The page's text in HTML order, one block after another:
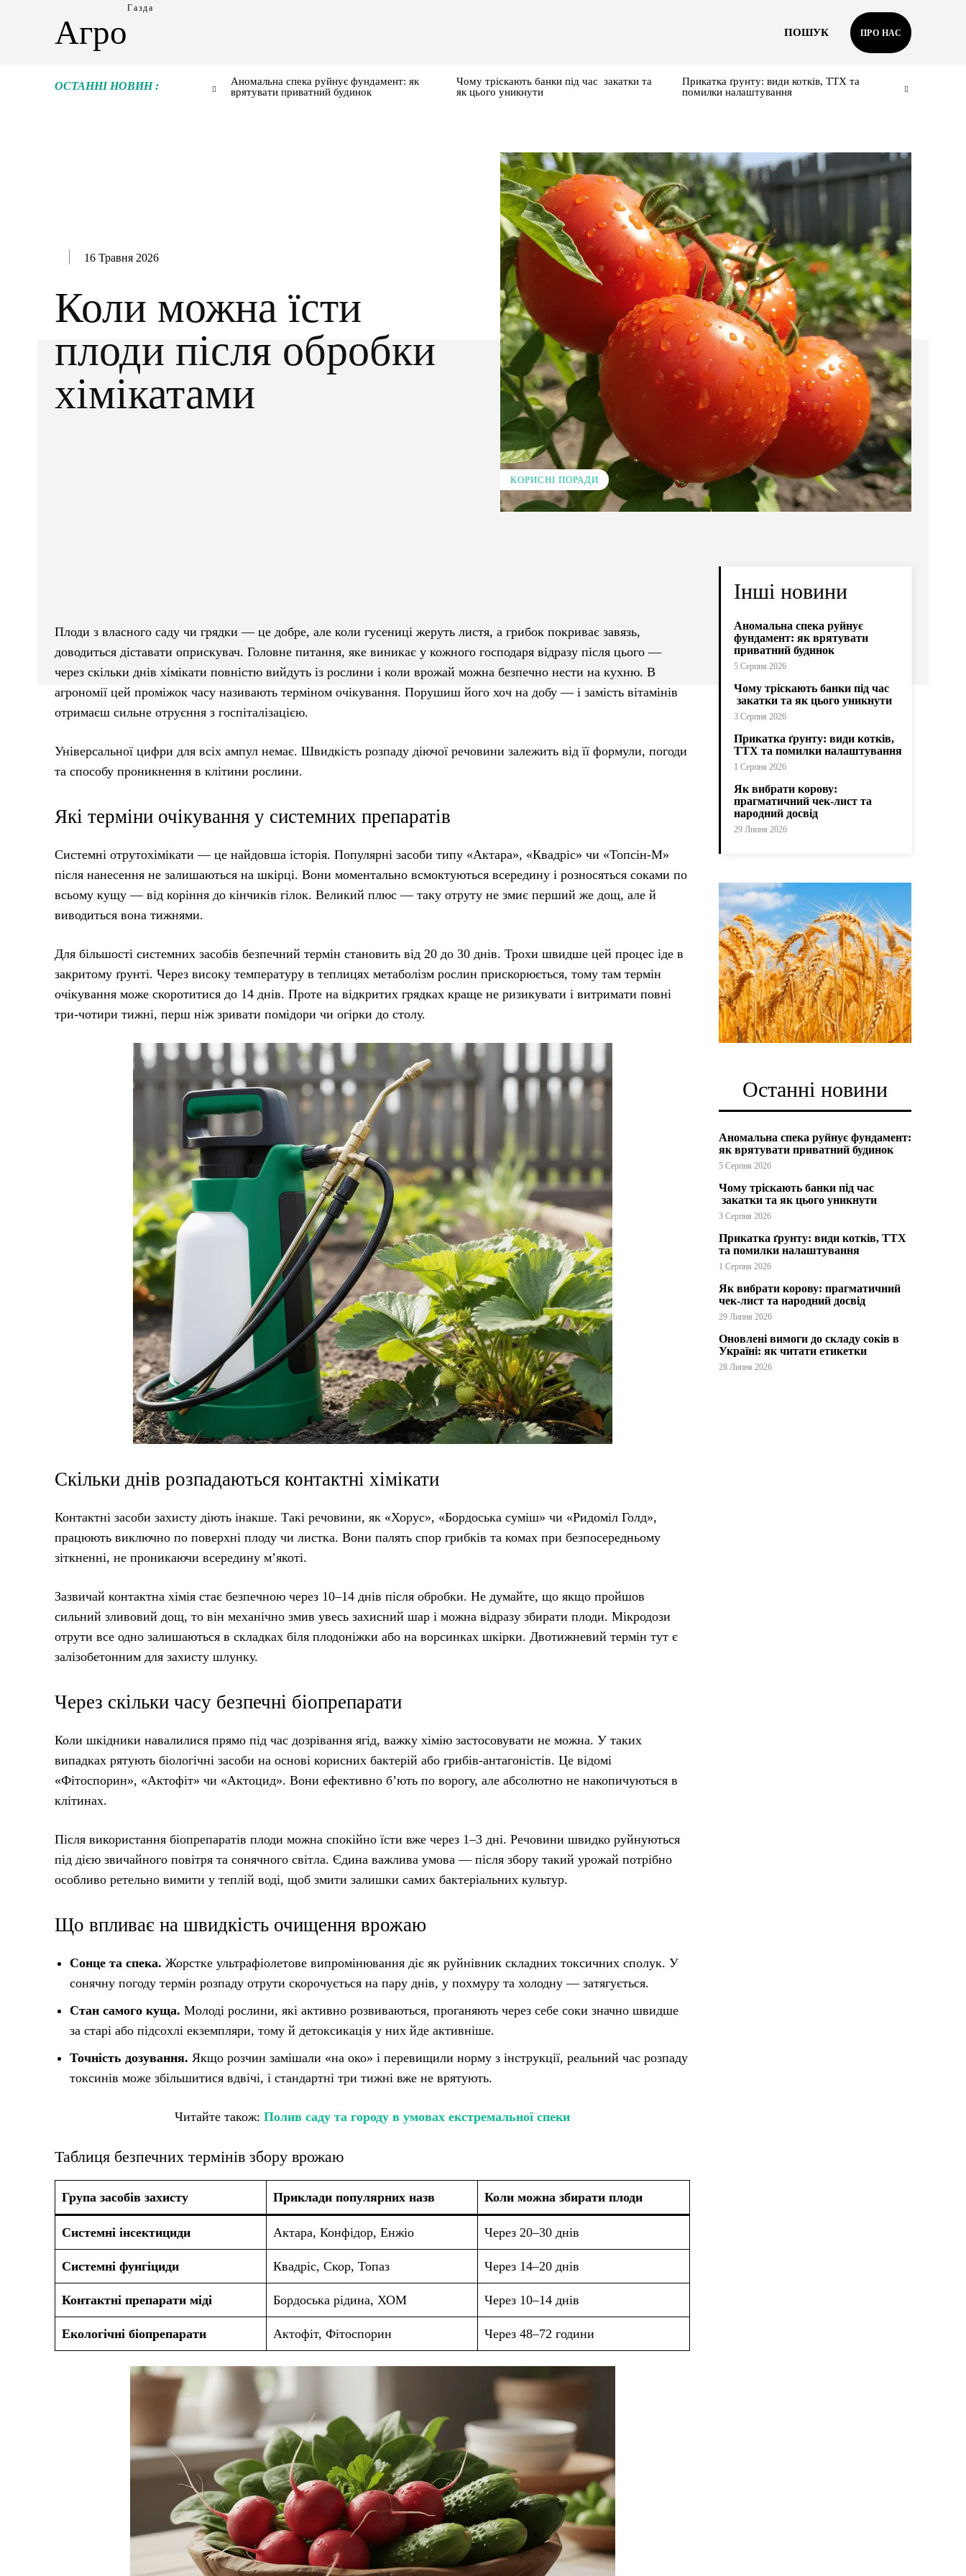
Агро
Газда
ПОШУК ПРО НАС
ОСТАННІ НОВИН :
Аномальна спека руйнує фундамент: як
врятувати приватний будинок
Чому тріскають банки під час закатки та
як цього уникнути
Прикатка ґрунту: види котків, ТТХ та
помилки налаштування
16 Травня 2026
Коли можна їсти
плоди після обробки
хімікатами
КОРИСНІ ПОРАДИ
Плоди з власного саду чи грядки — це добре, але коли гусениці жеруть листя, а грибок покриває завязь,
доводиться діставати оприскувач. Головне питання, яке виникає у кожного господаря відразу після цього —
через скільки днів хімікати повністю вийдуть із рослини і коли врожай можна безпечно нести на кухню. В
агрономії цей проміжок часу називають терміном очікування. Порушиш його хоч на добу — і замість вітамінів
отримаєш сильне отруєння з госпіталізацією.
Універсальної цифри для всіх ампул немає. Швидкість розпаду діючої речовини залежить від її формули, погоди
та способу проникнення в клітини рослини.
Які терміни очікування у системних препаратів
Системні отрутохімікати — це найдовша історія. Популярні засоби типу «Актара», «Квадріс» чи «Топсін-М»
після нанесення не залишаються на шкірці. Вони моментально всмоктуються всередину і розносяться соками по
всьому кущу — від коріння до кінчиків гілок. Великий плюс — таку отруту не змиє перший же дощ, але й
виводиться вона тижнями.
Для більшості системних засобів безпечний термін становить від 20 до 30 днів. Трохи швидше цей процес іде в
закритому ґрунті. Через високу температуру в теплицях метаболізм рослин прискорюється, тому там термін
очікування може скоротитися до 14 днів. Проте на відкритих грядках краще не ризикувати і витримати повні
три-чотири тижні, перш ніж зривати помідори чи огірки до столу.
Скільки днів розпадаються контактні хімікати
Контактні засоби захисту діють інакше. Такі речовини, як «Хорус», «Бордоська суміш» чи «Ридоміл Голд»,
працюють виключно по поверхні плоду чи листка. Вони палять спор грибків та комах при безпосередньому
зіткненні, не проникаючи всередину м’якоті.
Зазвичай контактна хімія стає безпечною через 10–14 днів після обробки. Не думайте, що якщо пройшов
сильний зливовий дощ, то він механічно змив увесь захисний шар і можна відразу збирати плоди. Мікродози
отрути все одно залишаються в складках біля плодоніжки або на ворсинках шкірки. Двотижневий термін тут є
залізобетонним для захисту шлунку.
Через скільки часу безпечні біопрепарати
Коли шкідники навалилися прямо під час дозрівання ягід, важку хімію застосовувати не можна. У таких
випадках рятують біологічні засоби на основі корисних бактерій або грибів-антагоністів. Це відомі
«Фітоспорин», «Актофіт» чи «Актоцид». Вони ефективно б’ють по ворогу, але абсолютно не накопичуються в
клітинах.
Після використання біопрепаратів плоди можна спокійно їсти вже через 1–3 дні. Речовини швидко руйнуються
під дією звичайного повітря та сонячного світла. Єдина важлива умова — після збору такий урожай потрібно
особливо ретельно вимити у теплій воді, щоб змити залишки самих бактеріальних культур.
Що впливає на швидкість очищення врожаю
Сонце та спека. Жорстке ультрафіолетове випромінювання діє як руйнівник складних токсичних сполук. У
сонячну погоду термін розпаду отрути скорочується на пару днів, у похмуру та холодну — затягується.
Стан самого куща. Молоді рослини, які активно розвиваються, проганяють через себе соки значно швидше
за старі або підсохлі екземпляри, тому й детоксикація у них йде активніше.
Точність дозування. Якщо розчин замішали «на око» і перевищили норму з інструкції, реальний час розпаду
токсинів може збільшитися вдвічі, і стандартні три тижні вже не врятують.
Читайте також: Полив саду та городу в умовах екстремальної спеки
Таблиця безпечних термінів збору врожаю
Група засобів захисту Приклади популярних назв Коли можна збирати плоди
Системні інсектициди Актара, Конфідор, Енжіо Через 20–30 днів
Системні фунгіциди Квадріс, Скор, Топаз Через 14–20 днів
Контактні препарати міді Бордоська рідина, ХОМ Через 10–14 днів
Екологічні біопрепарати Актофіт, Фітоспорин Через 48–72 години
Інші новини
Аномальна спека руйнує
фундамент: як врятувати
приватний будинок
5 Серпня 2026
Чому тріскають банки під час
закатки та як цього уникнути
3 Серпня 2026
Прикатка ґрунту: види котків,
ТТХ та помилки налаштування
1 Серпня 2026
Як вибрати корову:
прагматичний чек-лист та
народний досвід
29 Липня 2026
Останні новини
Аномальна спека руйнує фундамент:
як врятувати приватний будинок
5 Серпня 2026
Чому тріскають банки під час
закатки та як цього уникнути
3 Серпня 2026
Прикатка ґрунту: види котків, ТТХ
та помилки налаштування
1 Серпня 2026
Як вибрати корову: прагматичний
чек-лист та народний досвід
29 Липня 2026
Оновлені вимоги до складу соків в
Україні: як читати етикетки
28 Липня 2026